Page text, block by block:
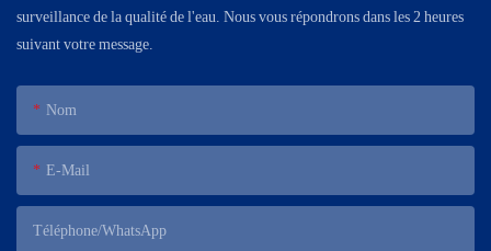
surveillance de la qualité de l'eau. Nous vous répondrons dans les 2 heures
suivant votre message.
Nom
E-Mail
Téléphone/WhatsApp